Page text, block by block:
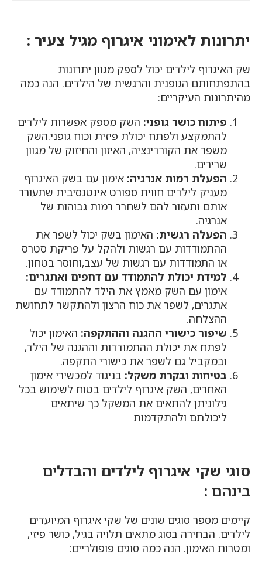
יתרונות לאימוני איגרוף מגיל צעיר :
שק האיגרוף לילדים יכול לספק מגוון יתרונות
בהתפתחותם הגופנית והרגשית של הילדים. הנה כמה
מהיתרונות העיקריים:
פיתוח כושר גופני: השק מספק אפשרות לילדים
להתמקצע ולפתח יכולת פיזית וכוח גופני.השק
משפר את הקורדינציה, האיזון והחיזוק של מגוון
שרירים.
הפעלת רמות אנרגיה: אימון עם בשק האיגרוף
מעניק לילדים חווית ספורט אינטנסיבית שתעורר
אותם ותעזור להם לשחרר רמות גבוהות של
אנרגיה.
הפעלה רגשית: האימון בשק יכול לשפר את
ההתמודדות עם רגשות ולהקל על פריקת סטרס
או התמודדות עם רגשות של עצב,וחוסר בטחון.
למידת יכולת להתמודד עם דחפים ואתגרים:
אימון עם השק מאמץ את הילד להתמודד עם
אתגרים, לשפר את כוח הרצון ולהתקשר לתחושת
ההצלחה.
שיפור כישורי ההגנה וההתקפה: האימון יכול
לפתח את יכולת ההתמודדות וההגנה של הילד,
ובמקביל גם לשפר את כישורי התקפה.
בטיחות ובקרת משקל: בניגוד למכשירי אימון
האחרים, השק איגרוף לילדים בטוח לשימוש בכל
גילוניתן להתאים את המשקל כך שיתאים
ליכולתם ולהתקדמות
סוגי שקי איגרוף לילדים והבדלים
בינהם :
קיימים מספר סוגים שונים של שקי איגרוף המיועדים
לילדים. הבחירה בסוג מתאים תלויה בגיל, כושר פיזי,
ומטרות האימון. הנה כמה סוגים פופולריים: